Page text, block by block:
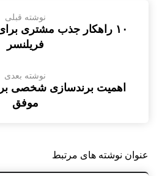
نوشته قبلی
۱۰ راهکار جذب مشتری
فریلنسر
نوشته بعدی
اهمیت برندسازی شخصی
موفق
عنوان ‫نوشته های مرتبط